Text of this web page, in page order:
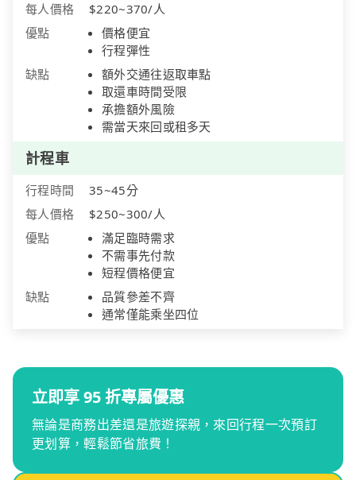
每人價格
$220~370/人
優點
價格便宜
行程彈性
缺點
額外交通往返取車點
取還車時間受限
承擔額外風險
需當天來回或租多天
計程車
行程時間
35~45分
每人價格
$250~300/人
優點
滿足臨時需求
不需事先付款
短程價格便宜
缺點
品質參差不齊
通常僅能乘坐四位
立即享 95 折專屬優惠
無論是商務出差還是旅遊探親，來回行程一次預訂
更划算，輕鬆節省旅費！